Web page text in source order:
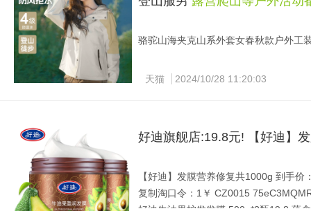
骆驼山海夹克山系外套女春秋款户外工
骆驼旗舰店•山海夹克冲锋衣 269亓 4
天猫 2024/10/28 11:20:03
好迪旗舰店:19.8元! 【好迪】
【好迪】发膜营养修复共1000g 到手价
复制淘口令：1￥ CZ0015